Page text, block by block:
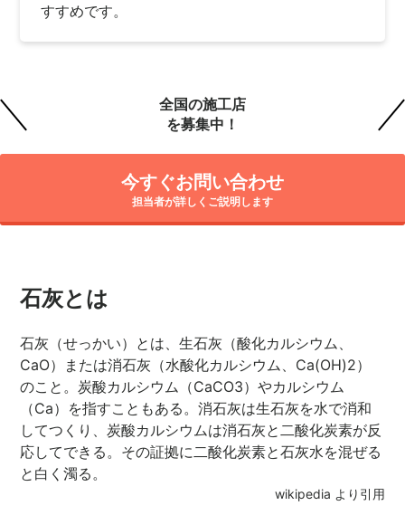
すすめです。
全国の施工店
を募集中！
今すぐお問い合わせ
担当者が詳しくご説明します
石灰とは
石灰（せっかい）とは、生石灰（酸化カルシウム、
CaO）または消石灰（水酸化カルシウム、Ca(OH)2）
のこと。炭酸カルシウム（CaCO3）やカルシウム
（Ca）を指すこともある。消石灰は生石灰を水で消和
してつくり、炭酸カルシウムは消石灰と二酸化炭素が反
応してできる。その証拠に二酸化炭素と石灰水を混ぜる
と白く濁る。
wikipedia より引用